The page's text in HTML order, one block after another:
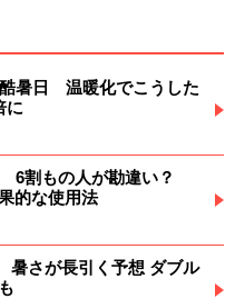
暑日 温暖化でこうした
に
6割もの人が勘違い？
的な使用法
さが長引く予想 ダブル